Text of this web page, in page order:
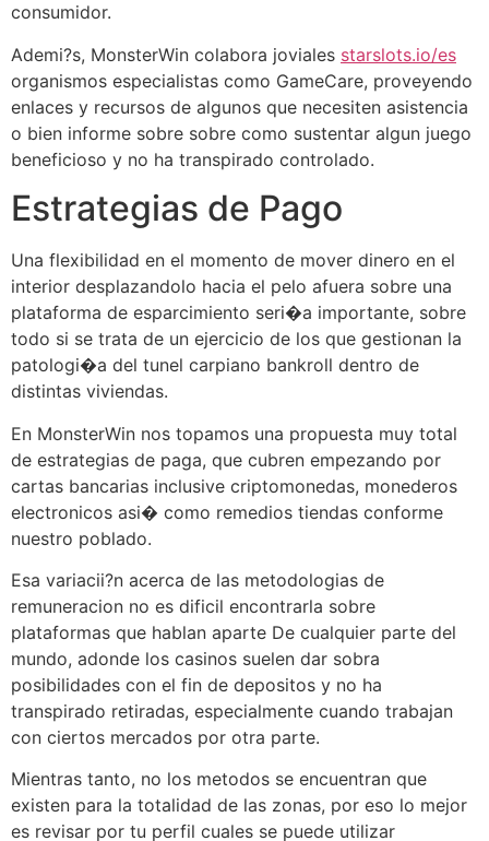
consumidor.
Ademi?s, MonsterWin colabora joviales starslots.io/es
organismos especialistas como GameCare, proveyendo
enlaces y recursos de algunos que necesiten asistencia
o bien informe sobre sobre como sustentar algun juego
beneficioso y no ha transpirado controlado.
Estrategias de Pago
Una flexibilidad en el momento de mover dinero en el
interior desplazandolo hacia el pelo afuera sobre una
plataforma de esparcimiento seri�a importante, sobre
todo si se trata de un ejercicio de los que gestionan la
patologi�a del tunel carpiano bankroll dentro de
distintas viviendas.
En MonsterWin nos topamos una propuesta muy total
de estrategias de paga, que cubren empezando por
cartas bancarias inclusive criptomonedas, monederos
electronicos asi� como remedios tiendas conforme
nuestro poblado.
Esa variacii?n acerca de las metodologias de
remuneracion no es dificil encontrarla sobre
plataformas que hablan aparte De cualquier parte del
mundo, adonde los casinos suelen dar sobra
posibilidades con el fin de depositos y no ha
transpirado retiradas, especialmente cuando trabajan
con ciertos mercados por otra parte.
Mientras tanto, no los metodos se encuentran que
existen para la totalidad de las zonas, por eso lo mejor
es revisar por tu perfil cuales se puede utilizar